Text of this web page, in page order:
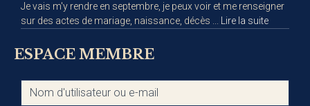
Je vais m'y rendre en septembre, je peux voir et me renseigner
sur des actes de mariage, naissance, décès ...
Lire la suite
ESPACE MEMBRE